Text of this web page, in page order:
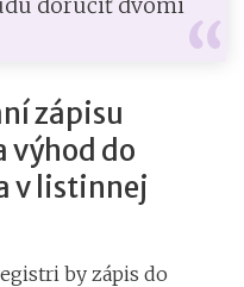
doručiť dvomi
zápisu
výhod do
v listinnej
by zápis do